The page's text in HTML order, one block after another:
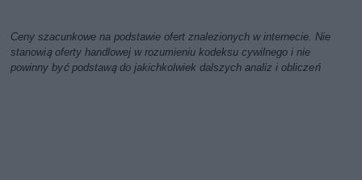
Ceny szacunkowe na podstawie ofert znalezionych w internecie. Nie
stanowią oferty handlowej w rozumieniu kodeksu cywilnego i nie
powinny być podstawą do jakichkolwiek dalszych analiz i obliczeń